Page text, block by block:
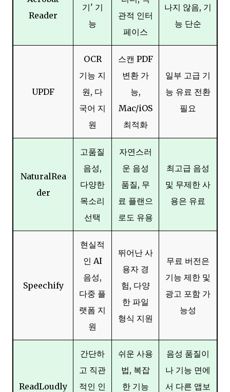
Reader
기' 기
능
관적 인터
페이스
나지 않음, 기
능 단순
UPDF
OCR
기능 지
원, 다
국어 지
원
스캔 PDF
변환 가
능,
Mac/iOS
최적화
일부 고급 기
능 유료 전환
필요
NaturalRea
der
고품질
음성,
다양한
목소리
선택
자연스러
운 음성
품질, 무
료 플랜으
로도 유용
최고급 음성
및 무제한 사
용은 유료
Speechify
현실적
인 AI
음성,
다중 플
랫폼 지
원
뛰어난 사
용자 경
험, 다양
한 파일
형식 지원
무료 버전은
기능 제한 및
광고 포함 가
능성
ReadLoudly
간단하
고 직관
적인 인
쉬운 사용
법, 복잡
한 기능
음성 품질이
나 기능 면에
서 다른 앱보